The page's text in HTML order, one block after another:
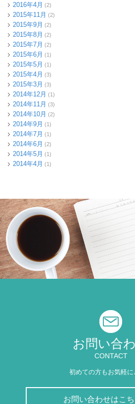
2016年4月 (2)
2015年11月 (2)
2015年9月 (2)
2015年8月 (2)
2015年7月 (2)
2015年6月 (1)
2015年5月 (1)
2015年4月 (3)
2015年3月 (3)
2014年12月 (1)
2014年11月 (3)
2014年10月 (2)
2014年9月 (1)
2014年7月 (1)
2014年6月 (2)
2014年5月 (1)
2014年4月 (1)
お問い合
CONTACT
初めての方もお気軽に
お問い合わせはこ